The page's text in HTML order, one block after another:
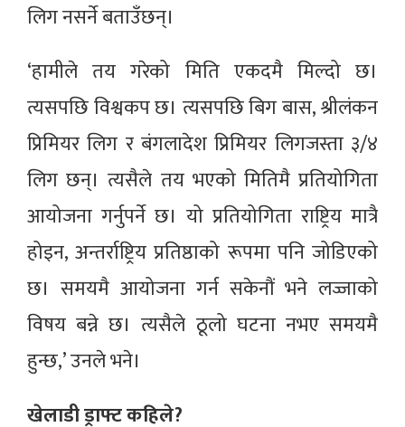
लिग नसर्ने बताउँछन्।
‘हामीले तय गरेको मिति एकदमै मिल्दो छ।
त्यसपछि विश्वकप छ। त्यसपछि बिग बास, श्रीलंकन
प्रिमियर लिग र बंगलादेश प्रिमियर लिगजस्ता ३/४
लिग छन्। त्यसैले तय भएको मितिमै प्रतियोगिता
आयोजना गर्नुपर्ने छ। यो प्रतियोगिता राष्ट्रिय मात्रै
होइन, अन्तर्राष्ट्रिय प्रतिष्ठाको रूपमा पनि जोडिएको
छ। समयमै आयोजना गर्न सकेनौं भने लज्जाको
विषय बन्ने छ। त्यसैले ठूलो घटना नभए समयमै
हुन्छ,’ उनले भने।
खेलाडी ड्राफ्ट कहिले?